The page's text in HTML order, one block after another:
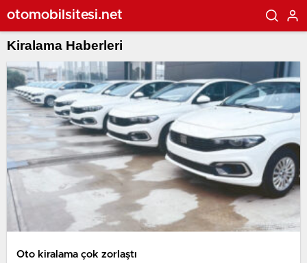
otomobilsitesi.net
Kiralama Haberleri
Oto kiralama çok zorlaştı